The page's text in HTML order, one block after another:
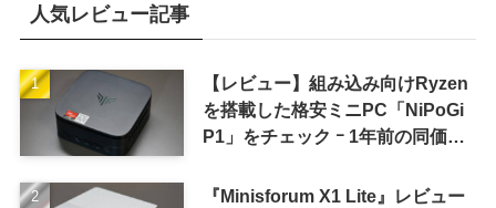
人気レビュー記事
【レビュー】組み込み向けRyzen
を搭載した格安ミニPC「NiPoGi
P1」をチェック ｰ 1年前の同価格
『Minisforum X1 Lite』レビュー